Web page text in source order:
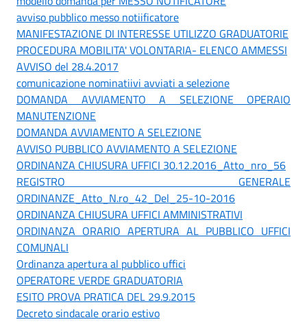
avviso pubblico messo notiificatore
MANIFESTAZIONE DI INTERESSE UTILIZZO GRADUATORIE
PROCEDURA MOBILITA' VOLONTARIA- ELENCO AMMESSI
AVVISO del 28.4.2017
comunicazione nominatiivi avviati a selezione
DOMANDA AVVIAMENTO A SELEZIONE OPERAIO
MANUTENZIONE
DOMANDA AVVIAMENTO A SELEZIONE
AVVISO PUBBLICO AVVIAMENTO A SELEZIONE
ORDINANZA CHIUSURA UFFICI 30.12.2016_Atto_nro_56
REGISTRO GENERALE
ORDINANZE_Atto_N.ro_42_Del_25-10-2016
ORDINANZA CHIUSURA UFFICI AMMINISTRATIVI
ORDINANZA ORARIO APERTURA AL PUBBLICO UFFICI
COMUNALI
Ordinanza apertura al pubblico uffici
OPERATORE VERDE GRADUATORIA
ESITO PROVA PRATICA DEL 29.9.2015
Decreto sindacale orario estivo